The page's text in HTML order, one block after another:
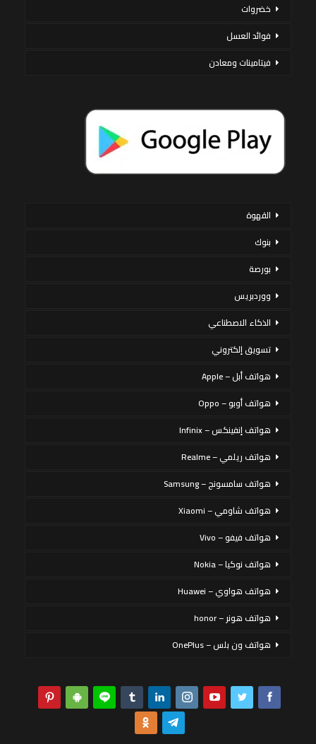
خضروات
فوائد العسل
فيتامينات ومعادن
القهوة
بنوك
بورصة
ووردبريس
الذكاء الاصطناعي
تسويق إلكتروني
هواتف أبل – Apple
هواتف أوبو – Oppo
هواتف إنفينكس – Infinix
هواتف ريلمي – Realme
هواتف سامسونج – Samsung
هواتف شاومي – Xiaomi
هواتف فيفو – Vivo
هواتف نوكيا – Nokia
هواتف هواوي – Huawei
هواتف هونر – honor
هواتف ون بلس – OnePlus